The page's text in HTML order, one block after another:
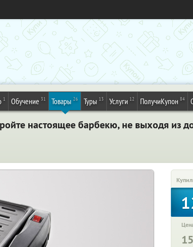
1 Обучение 31 Товары 26 Туры 13 Услуги 12 ПолучиКупон 84
настоящее барбекю, не выходя из